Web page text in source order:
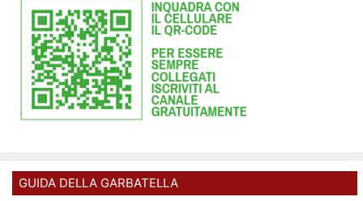
GUIDA DELLA GARBATELLA